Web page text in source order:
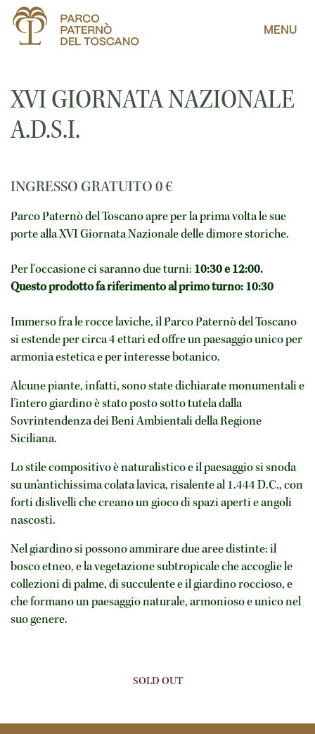
MENU
XVI GIORNATA NAZIONALE
A.D.S.I.
INGRESSO GRATUITO0€
Parco Paternò del Toscano apre per la prima volta le sue
porte alla XVI Giornata Nazionale delle dimore storiche.
Per l'occasione ci saranno due turni: 10:30 e 12:00.
Questo prodotto fa riferimento al primo turno: 10:30
Immerso fra le rocce laviche, il Parco Paternò del Toscano
si estende per circa 4 ettari ed offre un paesaggio unico per
armonia estetica e per interesse botanico.
Alcune piante, infatti, sono state dichiarate monumentali e
l’intero giardino è stato posto sotto tutela dalla
Sovrintendenza dei Beni Ambientali della Regione
Siciliana.
Lo stile compositivo è naturalistico e il paesaggio si snoda
su un’antichissima colata lavica, risalente al 1.444 D.C., con
forti dislivelli che creano un gioco di spazi aperti e angoli
nascosti.
Nel giardino si possono ammirare due aree distinte: il
bosco etneo, e la vegetazione subtropicale che accoglie le
collezioni di palme, di succulente e il giardino roccioso, e
che formano un paesaggio naturale, armonioso e unico nel
suo genere.
SOLD OUT